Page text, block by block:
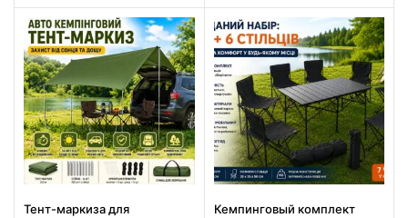
Тент-маркиза для
Кемпинговый комплект